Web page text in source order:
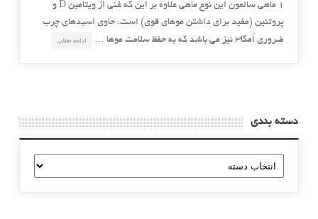
۱ ماهی سالمون این نوع ماهی علاوه بر این که غنی از ویتامین D و
پروتئین (مفید برای داشتن موهای قوی) است، حاوی اسیدهای چرب
ضروری اُمگا۳ نیز می باشد که به حفظ سلامت موها …
ادامه مطلب
دسته بندی
دسته
بندی